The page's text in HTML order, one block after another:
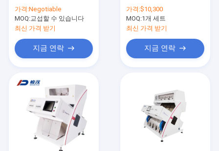
가격:Negotiable
MOQ:교섭할 수 있습니다
최신 가격 받기
지금 연락
가격:$10,300
MOQ:1개 세트
최신 가격 받기
지금 연락